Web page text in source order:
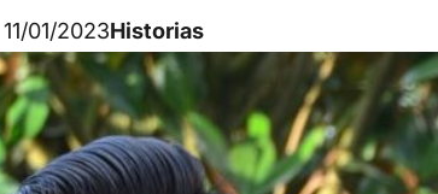
11/01/2023Historias